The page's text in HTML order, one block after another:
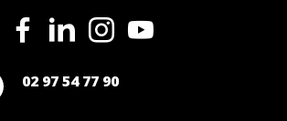
02 97 54 77 90